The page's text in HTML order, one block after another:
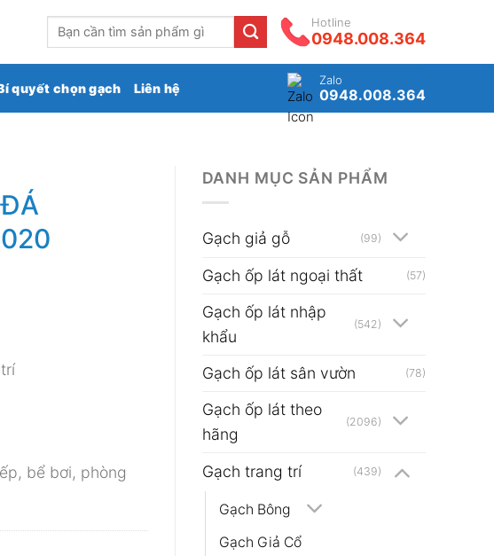
Tìm
kiếm:
Hotline
0948.008.364
quyết chọn gạch Liên hệ
Zalo
0948.008.364
DANH MỤC SẢN PHẨM
Gạch giả gỗ (99)
Gạch ốp lát ngoại thất (57)
Gạch ốp lát nhập
khẩu
(542)
Gạch ốp lát sân vườn (78)
Gạch ốp lát theo
hãng
(2096)
Gạch trang trí (439)
Gạch Bông
Gạch Giả Cổ
bể bơi, phòng